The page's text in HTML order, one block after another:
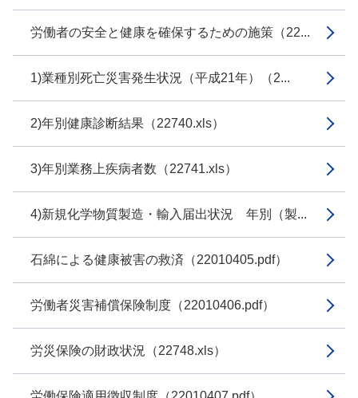
労働者の安全と健康を確保するための施策（22...
1)業種別死亡災害発生状況（平成21年）（2...
2)年別健康診断結果（22740.xls）
3)年別業務上疾病者数（22741.xls）
4)新規化学物質製造・輸入届出状況 年別（製...
石綿による健康被害の救済（22010405.pdf）
労働者災害補償保険制度（22010406.pdf）
労災保険の財政状況（22748.xls）